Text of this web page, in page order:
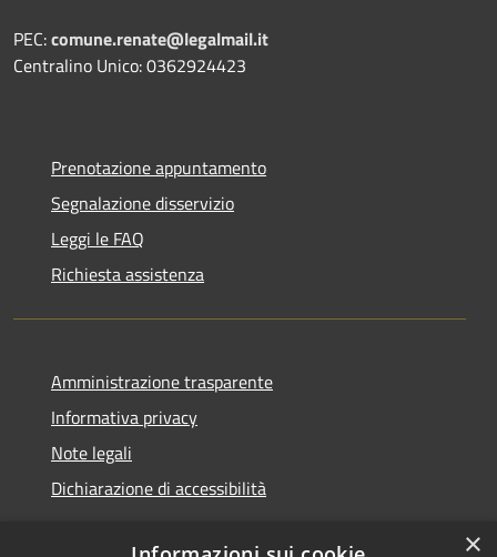
PEC:comune.renate@legalmail.it
Centralino Unico: 0362924423
Prenotazione appuntamento
Segnalazione disservizio
Leggi le FAQ
Richiesta assistenza
Amministrazione trasparente
Informativa privacy
Note legali
Dichiarazione di accessibilità
×